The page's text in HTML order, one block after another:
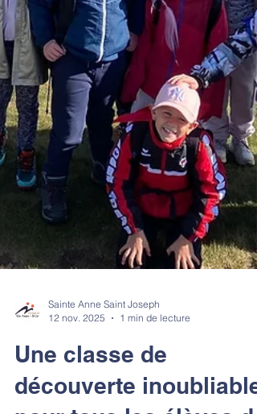
Sainte Anne Saint Joseph
12 nov. 2025
1 min de lecture